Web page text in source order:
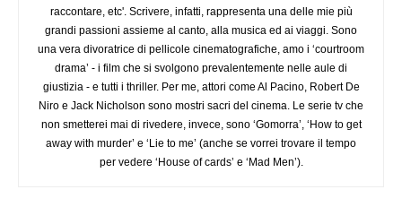
raccontare, etc'. Scrivere, infatti, rappresenta una delle mie più
grandi passioni assieme al canto, alla musica ed ai viaggi. Sono
una vera divoratrice di pellicole cinematografiche, amo i ‘courtroom
drama’ - i film che si svolgono prevalentemente nelle aule di
giustizia - e tutti i thriller. Per me, attori come Al Pacino, Robert De
Niro e Jack Nicholson sono mostri sacri del cinema. Le serie tv che
non smetterei mai di rivedere, invece, sono ‘Gomorra’, ‘How to get
away with murder’ e ‘Lie to me’ (anche se vorrei trovare il tempo
per vedere ‘House of cards’ e ‘Mad Men’).